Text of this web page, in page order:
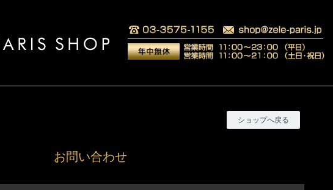
ショップへ戻る
お問い合わせ